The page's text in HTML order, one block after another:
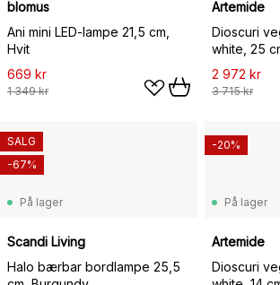
blomus
Ani mini LED-lampe 21,5 cm,
Hvit
669 kr
1 349 kr
Artemide
Dioscuri
white, 25
2 972 kr
3 715 kr
På lager
Scandi Living
Halo bærbar bordlampe 25,5
SALG
-67%
På lager
Artemide
Dioscuri
-20%